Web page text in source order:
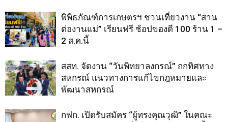
พิพิธภัณฑ์การเกษตรฯ ชวนเที่ยวงาน “สาน
ต่องานแม่” เรียนฟรี ช้อปของดี 100 ร้าน 1 –
2 ส.ค.นี้
สสท. จัดงาน “วันพิทยาลงกรณ์” ถกทิศทาง
สหกรณ์ แนวทางการแก้ไขกฎหมายและ
พัฒนาสหกรณ์
กฟก. เปิดรับสมัคร “ผู้ทรงคุณวุฒิ” ในคณะ